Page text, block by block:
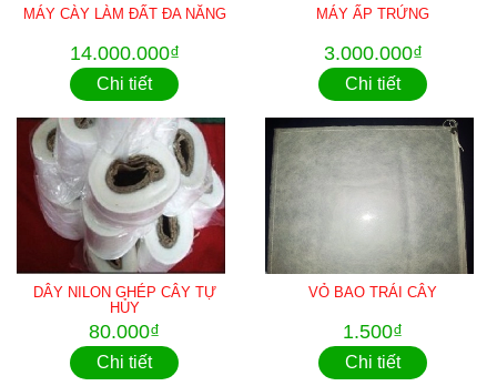
MÁY CÀY LÀM ĐẤT ĐA NĂNG
14.000.000₫
Chi tiết
MÁY ẤP TRỨNG
3.000.000₫
Chi tiết
DÂY NILON GHÉP CÂY TỰ
HỦY
80.000₫
Chi tiết
VỎ BAO TRÁI CÂY
1.500₫
Chi tiết